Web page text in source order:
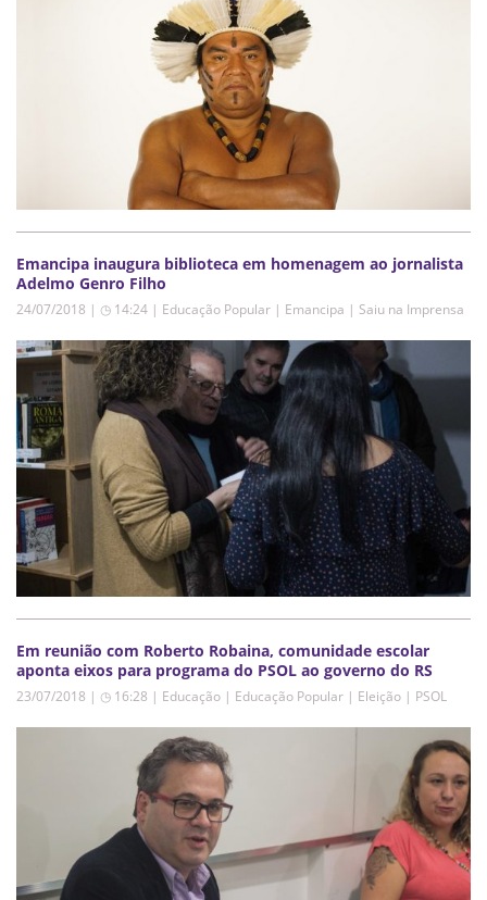
Emancipa inaugura biblioteca em homenagem ao jornalista
Adelmo Genro Filho
24/07/2018 | ◷ 14:24 | Educação Popular | Emancipa | Saiu na Imprensa
Em reunião com Roberto Robaina, comunidade escolar
aponta eixos para programa do PSOL ao governo do RS
23/07/2018 | ◷ 16:28 | Educação | Educação Popular | Eleição | PSOL